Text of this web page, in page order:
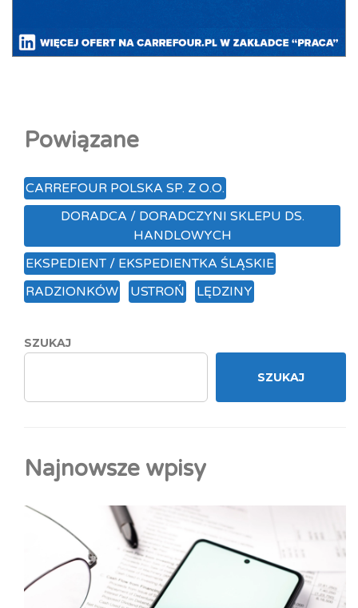
Powiązane
CARREFOUR POLSKA SP. Z O.O.
DORADCA / DORADCZYNI SKLEPU DS.
HANDLOWYCH
EKSPEDIENT / EKSPEDIENTKA ŚLĄSKIE
RADZIONKÓW
USTROŃ LĘDZINY
SZUKAJ
SZUKAJ
Najnowsze wpisy